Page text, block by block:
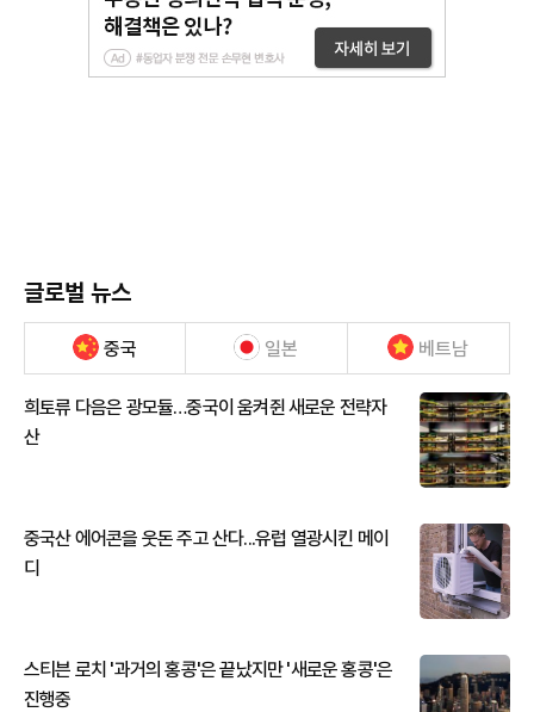
글로벌 뉴스
중국 일본 베트남
희토류 다음은 광모듈…중국이 움켜쥔 새로운 전략자
산
중국산 에어콘을 웃돈 주고 산다...유럽 열광시킨 메이
디
스티븐 로치 '과거의 홍콩'은 끝났지만 '새로운 홍콩'은
진행중